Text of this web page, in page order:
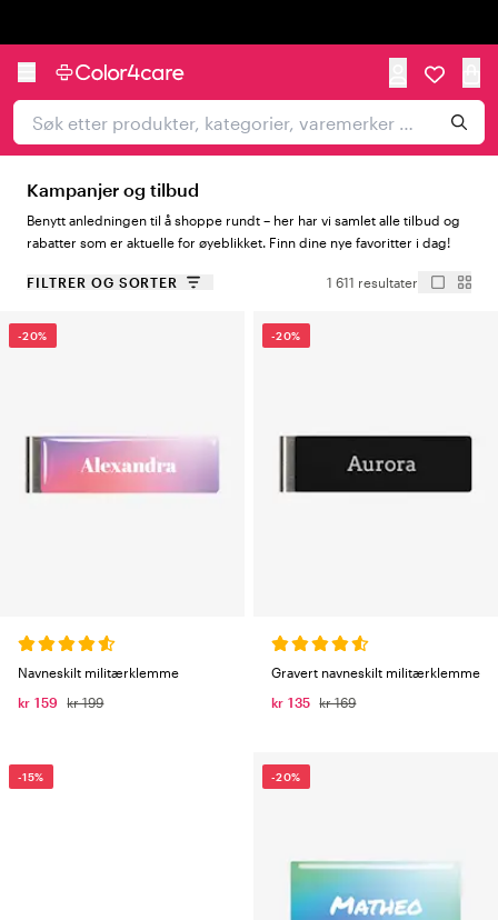
Kampanjer og tilbud
Benytt anledningen til å shoppe rundt – her har vi samlet alle tilbud og
rabatter som er aktuelle for øyeblikket. Finn dine nye favoritter i dag!
FILTRER OG SORTER 1 611 resultater
-20%
Navneskilt militærklemme
kr 159
kr 199
-20%
Gravert navneskilt militærklemme
kr 135
kr 169
-15% -20%